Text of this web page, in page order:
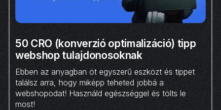
50 CRO (konverzió optimalizáció) tipp
webshop tulajdonosoknak
Ebben az anyagban öt egyszerű eszközt és tippet
találsz arra, hogy miképp teheted jobbá a
webshopodat! Használd egészséggel és tölts le
most!